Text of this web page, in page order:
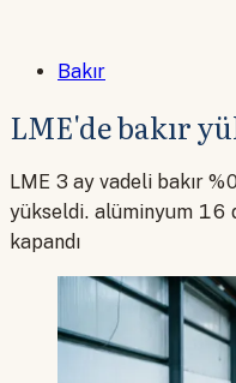
Bakır
LME'de bakır
LME 3 ay vadeli bakır
yükseldi. alüminyum 16
kapandı